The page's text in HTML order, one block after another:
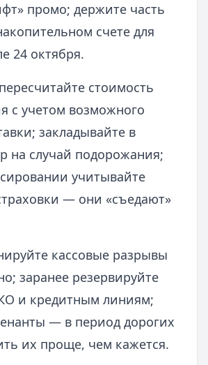
промо; держите часть
счете для
24 октября.
стоимость
с учетом возможного
закладывайте в
на случай подорожания;
учитывайте
— они «съедают»
кассовые разрывы
заранее резервируйте
и кредитным линиям;
— в период дорогих
их проще, чем кажется.